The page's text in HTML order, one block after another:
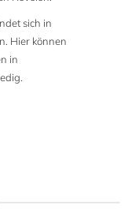
sich in
Hier können
in